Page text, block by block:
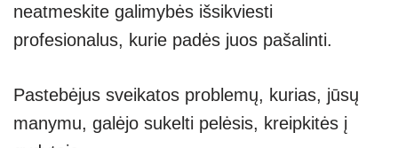
neatmeskite galimybės išsikviesti
profesionalus, kurie padės juos pašalinti.
Pastebėjus sveikatos problemų, kurias, jūsų
manymu, galėjo sukelti pelėsis, kreipkitės į